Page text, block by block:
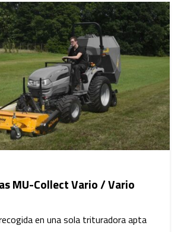
MU-Collect Vario / Vario
en una sola trituradora apta